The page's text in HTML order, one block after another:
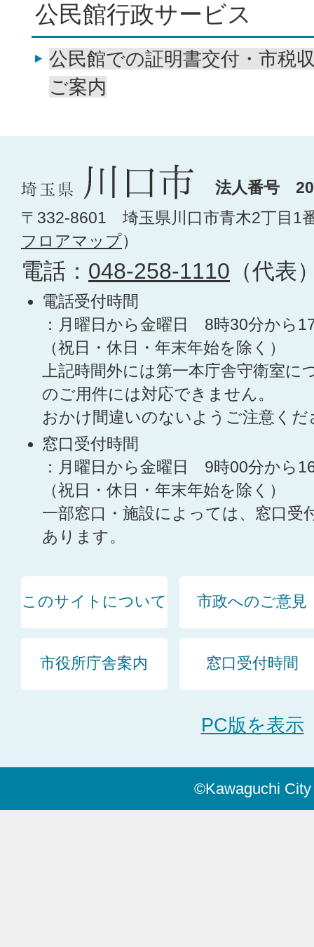
公民館行政サービス
公民館での証明書交付・市税
ご案内
法人番号
〒332-8601 埼玉県川口市青木2丁目1
フロアマップ）
電話： 048-258-1110 （代表
電話受付時間
：月曜日から金曜日 8時30分から
（祝日・休日・年末年始を除く）
上記時間外には第一本庁舎守衛室に
のご用件には対応できません。
おかけ間違いのないようご注意くだ
窓口受付時間
：月曜日から金曜日 9時00分から
（祝日・休日・年末年始を除く）
一部窓口・施設によっては、窓口受
あります。
このサイトについて 市政へのご意見
市役所庁舎案内 窓口受付時間
PC版を表示
©Kawaguchi City